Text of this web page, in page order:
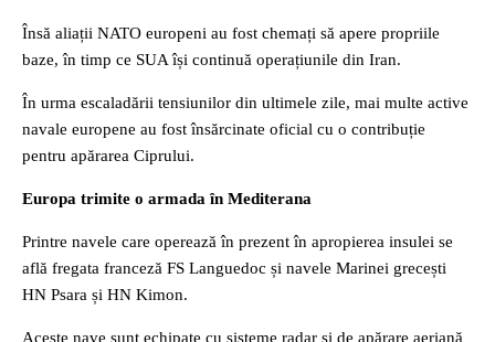
Însă aliații NATO europeni au fost chemați să apere propriile
baze, în timp ce SUA își continuă operațiunile din Iran.
În urma escaladării tensiunilor din ultimele zile, mai multe active
navale europene au fost însărcinate oficial cu o contribuție
pentru apărarea Ciprului.
Europa trimite o armada în Mediterana
Printre navele care operează în prezent în apropierea insulei se
află fregata franceză FS Languedoc și navele Marinei grecești
HN Psara și HN Kimon.
Aceste nave sunt echipate cu sisteme radar și de apărare aeriană